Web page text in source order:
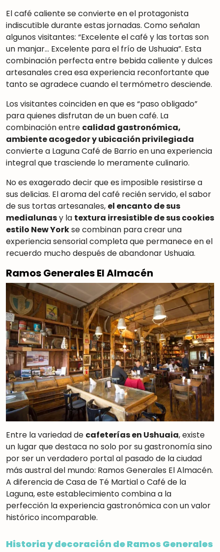
El café caliente se convierte en el protagonista
indiscutible durante estas jornadas. Como señalan
algunos visitantes: “Excelente el café y las tortas son
un manjar… Excelente para el frío de Ushuaia”. Esta
combinación perfecta entre bebida caliente y dulces
artesanales crea esa experiencia reconfortante que
tanto se agradece cuando el termómetro desciende.
Los visitantes coinciden en que es “paso obligado”
para quienes disfrutan de un buen café. La
combinación entre calidad gastronómica,
ambiente acogedor y ubicación privilegiada
convierte a Laguna Café de Barrio en una experiencia
integral que trasciende lo meramente culinario.
No es exagerado decir que es imposible resistirse a
sus delicias. El aroma del café recién servido, el sabor
de sus tortas artesanales, el encanto de sus
medialunasy la textura irresistible de sus cookies
estilo New Yorkse combinan para crear una
experiencia sensorial completa que permanece en el
recuerdo mucho después de abandonar Ushuaia.
Ramos Generales El Almacén
Entre la variedad de cafeterías en Ushuaia, existe
un lugar que destaca no solo por su gastronomía sino
por ser un verdadero portal al pasado de la ciudad
más austral del mundo: Ramos Generales El Almacén.
A diferencia de Casa de Té Martial o Café de la
Laguna, este establecimiento combina a la
perfección la experiencia gastronómica con un valor
histórico incomparable.
Historia y decoración de Ramos Generales